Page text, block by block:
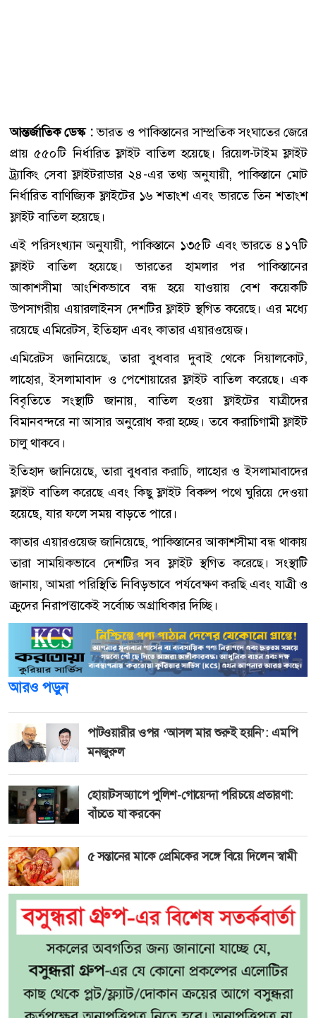
আন্তর্জাতিক ডেস্ক :ভারত ও পাকিস্তানের সাম্প্রতিক সংঘাতের জেরে
প্রায় ৫৫০টি নির্ধারিত ফ্লাইট বাতিল হয়েছে। রিয়েল-টাইম ফ্লাইট
ট্র্যাকিং সেবা ফ্লাইটরাডার ২৪-এর তথ্য অনুযায়ী, পাকিস্তানে মোট
নির্ধারিত বাণিজ্যিক ফ্লাইটের ১৬ শতাংশ এবং ভারতে তিন শতাংশ
ফ্লাইট বাতিল হয়েছে।
এই পরিসংখ্যান অনুযায়ী, পাকিস্তানে ১৩৫টি এবং ভারতে ৪১৭টি
ফ্লাইট বাতিল হয়েছে। ভারতের হামলার পর পাকিস্তানের
আকাশসীমা আংশিকভাবে বন্ধ হয়ে যাওয়ায় বেশ কয়েকটি
উপসাগরীয় এয়ারলাইনস দেশটির ফ্লাইট স্থগিত করেছে। এর মধ্যে
রয়েছে এমিরেটস, ইতিহাদ এবং কাতার এয়ারওয়েজ।
এমিরেটস জানিয়েছে, তারা বুধবার দুবাই থেকে সিয়ালকোট,
লাহোর, ইসলামাবাদ ও পেশোয়ারের ফ্লাইট বাতিল করেছে। এক
বিবৃতিতে সংস্থাটি জানায়, বাতিল হওয়া ফ্লাইটের যাত্রীদের
বিমানবন্দরে না আসার অনুরোধ করা হচ্ছে। তবে করাচিগামী ফ্লাইট
চালু থাকবে।
ইতিহাদ জানিয়েছে, তারা বুধবার করাচি, লাহোর ও ইসলামাবাদের
ফ্লাইট বাতিল করেছে এবং কিছু ফ্লাইট বিকল্প পথে ঘুরিয়ে দেওয়া
হয়েছে, যার ফলে সময় বাড়তে পারে।
কাতার এয়ারওয়েজ জানিয়েছে, পাকিস্তানের আকাশসীমা বন্ধ থাকায়
তারা সাময়িকভাবে দেশটির সব ফ্লাইট স্থগিত করেছে। সংস্থাটি
জানায়, আমরা পরিস্থিতি নিবিড়ভাবে পর্যবেক্ষণ করছি এবং যাত্রী ও
ক্রুদের নিরাপত্তাকেই সর্বোচ্চ অগ্রাধিকার দিচ্ছি।
আরও পড়ুন
পাটওয়ারীর ওপর ‘আসল মার শুরুই হয়নি’: এমপি
মনজুরুল
হোয়াটসঅ্যাপে পুলিশ-গোয়েন্দা পরিচয়ে প্রতারণা:
বাঁচতে যা করবেন
৫ সন্তানের মাকে প্রেমিকের সঙ্গে বিয়ে দিলেন স্বামী